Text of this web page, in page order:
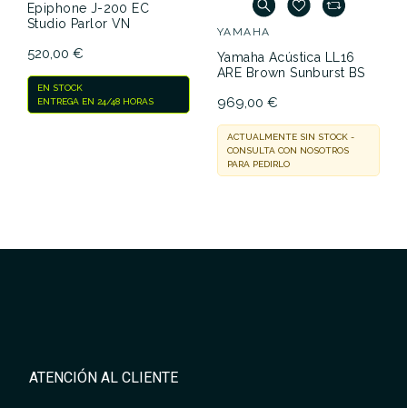
Epiphone J-200 EC
Studio Parlor VN
520,00 €
EN STOCK
ENTREGA EN 24/48 HORAS
YAMAHA
Yamaha Acústica LL16
ARE Brown Sunburst BS
969,00 €
ACTUALMENTE SIN STOCK -
CONSULTA CON NOSOTROS
PARA PEDIRLO
ATENCIÓN AL CLIENTE